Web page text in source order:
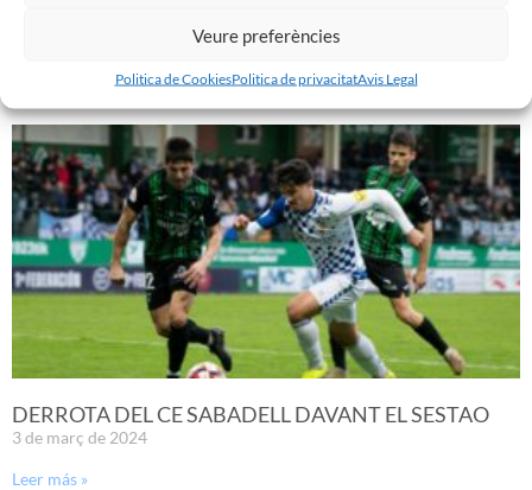
Veure preferències
Politica de CookiesPolitica de privacitatAvis Legal
DERROTA DEL CE SABADELL DAVANT EL SESTAO
3 de març de 2024
Leer más »